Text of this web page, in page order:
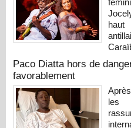
haut
Paco Diatta hors de
favorablement
les